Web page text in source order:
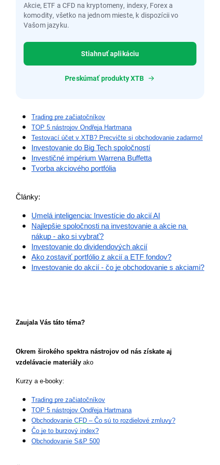
Akcie, ETF a CFD na kryptomeny, indexy, Forex a
komodity, všetko na jednom mieste, k dispozícii vo
Vašom jazyku.
Stiahnuť aplikáciu
Preskúmať produkty XTB
Trading pre začiatočníkov
TOP 5 nástrojov Ondřeja Hartmana
Testovací účet v XTB? Precvičte si obchodovanie zadarmo!
Investovanie do Big Tech spoločností
Investičné impérium Warrena Buffetta
Tvorba akciového portfólia
Články:
Umelá inteligencia: Investície do akcií AI
Najlepšie spoločnosti na investovanie a akcie na
nákup - ako si vybrať?
Investovanie do dividendových akcií
Ako zostaviť portfólio z akcií a ETF fondov?
Investovanie do akcií - čo je obchodovanie s akciami?
Zaujala Vás táto téma?
Okrem širokého spektra nástrojov od nás získate aj
vzdelávacie materiály ako
Kurzy a e-booky:
Trading pre začiatočníkov
TOP 5 nástrojov Ondřeja Hartmana
Obchodovanie CFD – Čo sú to rozdielové zmluvy?
Čo je to burzový index?
Obchodovanie S&P 500